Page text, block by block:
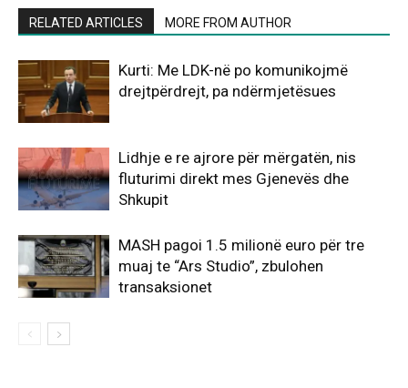
RELATED ARTICLES MORE FROM AUTHOR
Kurti: Me LDK-në po komunikojmë
drejtpërdrejt, pa ndërmjetësues
Lidhje e re ajrore për mërgatën, nis
fluturimi direkt mes Gjenevës dhe
Shkupit
MASH pagoi 1.5 milionë euro për tre
muaj te “Ars Studio”, zbulohen
transaksionet